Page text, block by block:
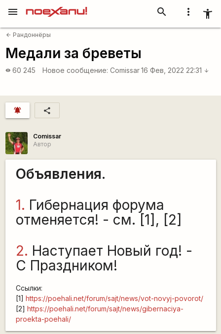
more_vert accessibility_new
search
menu
arrow_back Рандоннёры
Медали за бреветы
visibility 60 245 Новое сообщение: Comissar 16 Фев, 2022 22:31 arrow_downward
notifications_active share
Comissar
Автор
Объявления.
1. Гибернация форума
отменяется! - см. [1], [2]
2. Наступает Новый год! -
С Праздником!
Ссылки:
[1] https://poehali.net/forum/sajt/news/vot-novyj-povorot/
[2] https://poehali.net/forum/sajt/news/gibernaciya-
proekta-poehali/